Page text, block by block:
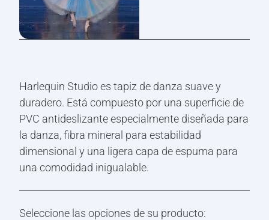
Harlequin Studio es tapiz de danza suave y
duradero. Está compuesto por una superficie de
PVC antideslizante especialmente diseñada para
la danza, fibra mineral para estabilidad
dimensional y una ligera capa de espuma para
una comodidad inigualable.
Seleccione las opciones de su producto: